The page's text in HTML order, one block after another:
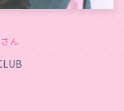
さん